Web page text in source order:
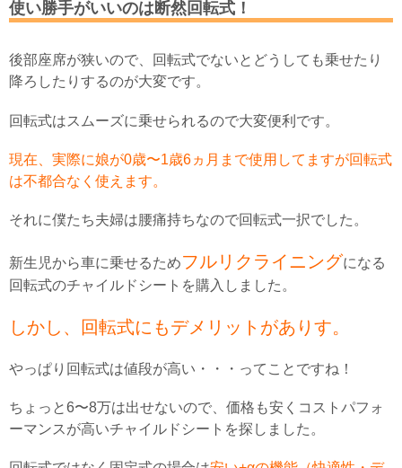
使い勝手がいいのは断然回転式！
後部座席が狭いので、回転式でないとどうしても乗せたり
降ろしたりするのが大変です。
回転式はスムーズに乗せられるので大変便利です。
現在、実際に娘が0歳〜1歳6ヵ月まで使用してますが回転式
は不都合なく使えます。
それに僕たち夫婦は腰痛持ちなので回転式一択でした。
新生児から車に乗せるためフルリクライニングになる
回転式のチャイルドシートを購入しました。
しかし、回転式にもデメリットがありす。
やっぱり回転式は値段が高い・・・ってことですね！
ちょっと6〜8万は出せないので、価格も安くコストパフォ
ーマンスが高いチャイルドシートを探しました。